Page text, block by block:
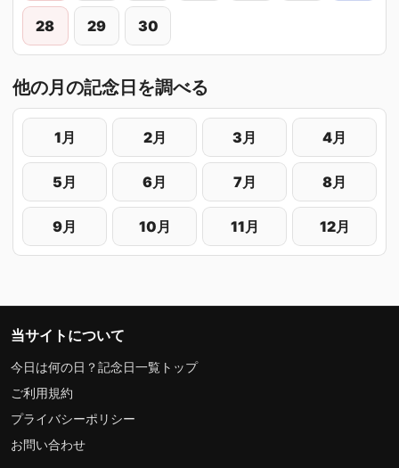
28 29 30
他の月の記念日を調べる
1月 2月 3月 4月
5月 6月 7月 8月
9月 10月 11月 12月
当サイトについて
今日は何の日？記念日一覧トップ
ご利用規約
プライバシーポリシー
お問い合わせ